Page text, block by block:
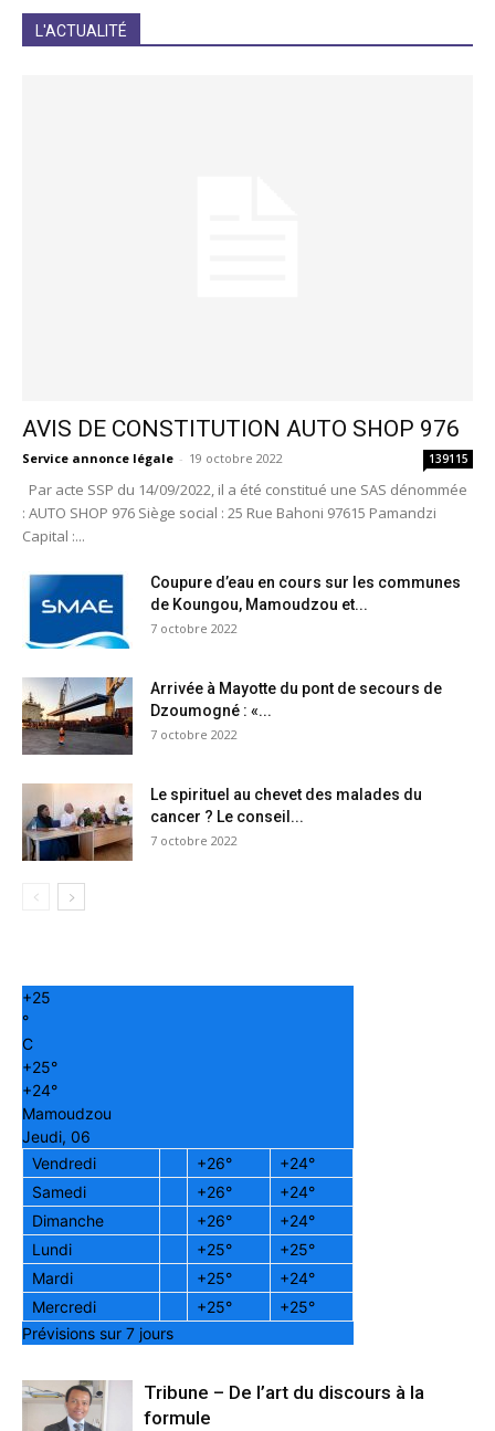
L'ACTUALITÉ
AVIS DE CONSTITUTION AUTO SHOP 976
Service annonce légale - 19 octobre 2022 139115
Par acte SSP du 14/09/2022, il a été constitué une SAS dénommée
: AUTO SHOP 976 Siège social : 25 Rue Bahoni 97615 Pamandzi
Capital :...
Coupure d’eau en cours sur les communes
de Koungou, Mamoudzou et...
7 octobre 2022
Arrivée à Mayotte du pont de secours de
Dzoumogné : «...
7 octobre 2022
Le spirituel au chevet des malades du
cancer ? Le conseil...
7 octobre 2022
+25
°
C
+25°
+24°
Mamoudzou
Jeudi, 06
Vendredi
+26° +24°
Samedi
+26° +24°
Dimanche
+26° +24°
Lundi
+25° +25°
Mardi
+25° +24°
Mercredi
+25° +25°
Prévisions sur 7 jours
Tribune – De l’art du discours à la
formule